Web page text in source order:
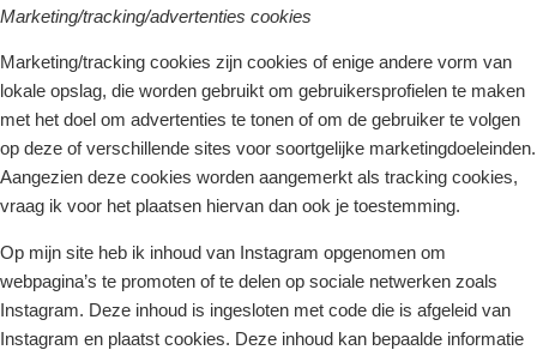
Marketing/tracking/advertenties cookies
Marketing/tracking cookies zijn cookies of enige andere vorm van
lokale opslag, die worden gebruikt om gebruikersprofielen te maken
met het doel om advertenties te tonen of om de gebruiker te volgen
op deze of verschillende sites voor soortgelijke marketingdoeleinden.
Aangezien deze cookies worden aangemerkt als tracking cookies,
vraag ik voor het plaatsen hiervan dan ook je toestemming.
Op mijn site heb ik inhoud van Instagram opgenomen om
webpagina’s te promoten of te delen op sociale netwerken zoals
Instagram. Deze inhoud is ingesloten met code die is afgeleid van
Instagram en plaatst cookies. Deze inhoud kan bepaalde informatie